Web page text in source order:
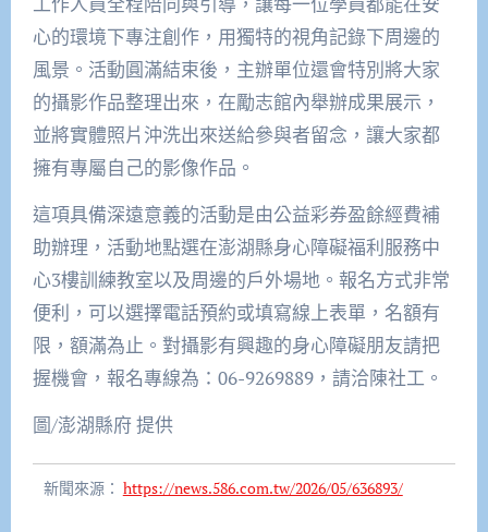
心的環境下專注創作，用獨特的視角記錄下周邊的
風景。活動圓滿結束後，主辦單位還會特別將大家
的攝影作品整理出來，在勵志館內舉辦成果展示，
並將實體照片沖洗出來送給參與者留念，讓大家都
擁有專屬自己的影像作品。
這項具備深遠意義的活動是由公益彩券盈餘經費補
助辦理，活動地點選在澎湖縣身心障礙福利服務中
心3樓訓練教室以及周邊的戶外場地。報名方式非常
便利，可以選擇電話預約或填寫線上表單，名額有
限，額滿為止。對攝影有興趣的身心障礙朋友請把
握機會，報名專線為：06-9269889，請洽陳社工。
圖/澎湖縣府 提供
新聞來源： https://news.586.com.tw/2026/05/636893/